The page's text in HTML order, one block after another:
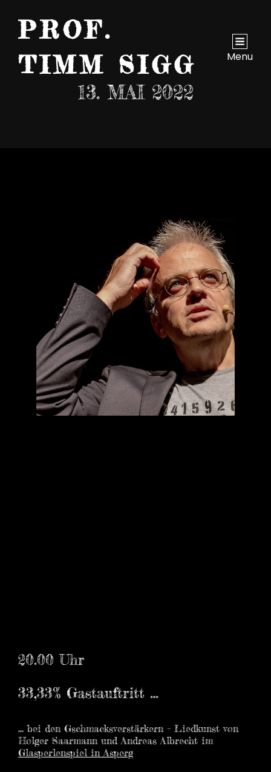
PROF.
TIMM SIGG
Menu
13. MAI 2022
20.00 Uhr
33,33% Gastauftritt …
… bei den Gschmacksverstärkern – Liedkunst von
Holger Saarmann und Andreas Albrecht im
Glasperlenspiel in Asperg